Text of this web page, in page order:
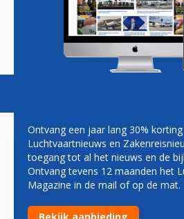
Magazine Podcasts
MEGADEAL
ETIHAD AIRWAYS
BAAN
Ontvang een jaar lang 30%
Luchtvaartnieuws en
toegang tot al het nieuws en de
Ontvang tevens 12 maanden het
Magazine in de mail of op de mat.